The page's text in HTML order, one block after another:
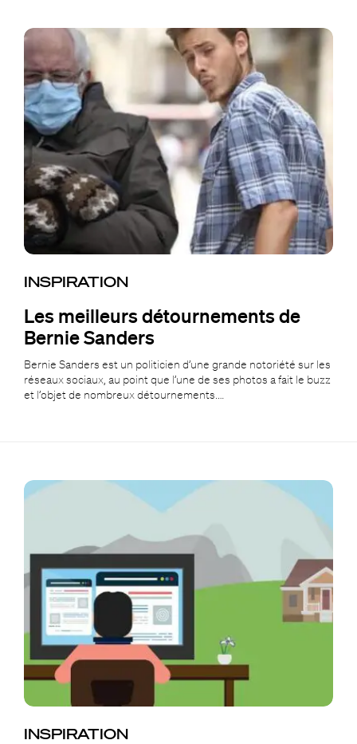
INSPIRATION
Les meilleurs détournements de
Bernie Sanders
Bernie Sanders est un politicien d’une grande notoriété sur les
réseaux sociaux, au point que l’une de ses photos a fait le buzz
et l’objet de nombreux détournements.…
INSPIRATION